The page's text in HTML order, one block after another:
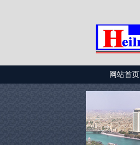
网站首页